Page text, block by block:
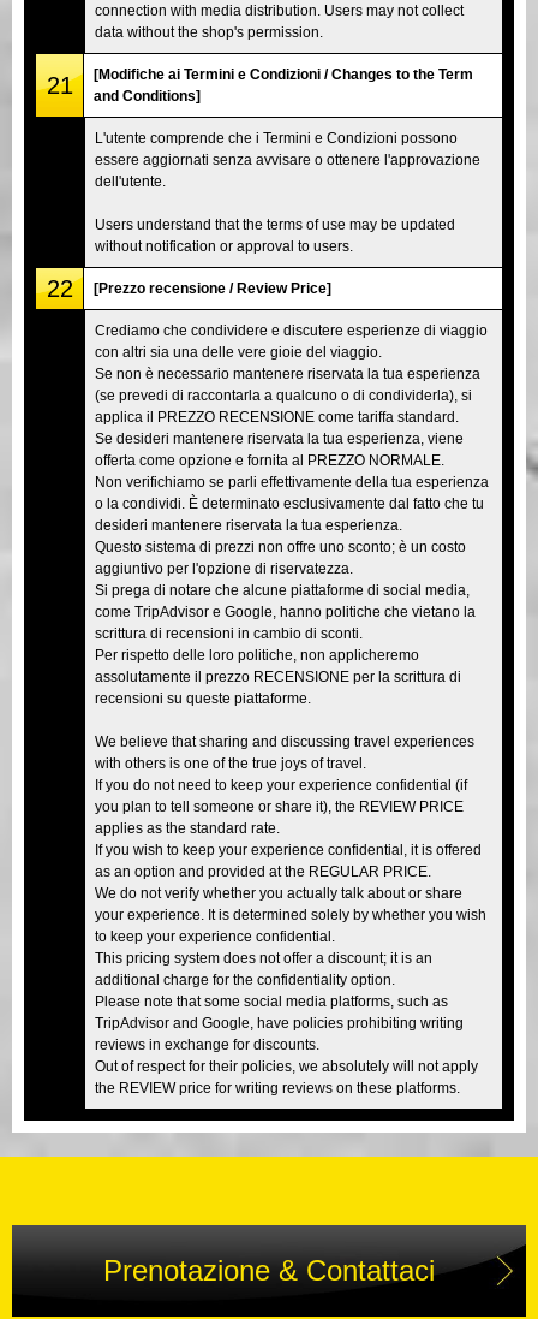
connection with media distribution. Users may not collect
data without the shop's permission.
21
[Modifiche ai Termini e Condizioni / Changes to the Term
and Conditions]
L'utente comprende che i Termini e Condizioni possono
essere aggiornati senza avvisare o ottenere l'approvazione
dell'utente.
Users understand that the terms of use may be updated
without notification or approval to users.
22 [Prezzo recensione / Review Price]
Crediamo che condividere e discutere esperienze di viaggio
con altri sia una delle vere gioie del viaggio.
Se non è necessario mantenere riservata la tua esperienza
(se prevedi di raccontarla a qualcuno o di condividerla), si
applica il PREZZO RECENSIONE come tariffa standard.
Se desideri mantenere riservata la tua esperienza, viene
offerta come opzione e fornita al PREZZO NORMALE.
Non verifichiamo se parli effettivamente della tua esperienza
o la condividi. È determinato esclusivamente dal fatto che tu
desideri mantenere riservata la tua esperienza.
Questo sistema di prezzi non offre uno sconto; è un costo
aggiuntivo per l'opzione di riservatezza.
Si prega di notare che alcune piattaforme di social media,
come TripAdvisor e Google, hanno politiche che vietano la
scrittura di recensioni in cambio di sconti.
Per rispetto delle loro politiche, non applicheremo
assolutamente il prezzo RECENSIONE per la scrittura di
recensioni su queste piattaforme.
We believe that sharing and discussing travel experiences
with others is one of the true joys of travel.
If you do not need to keep your experience confidential (if
you plan to tell someone or share it), the REVIEW PRICE
applies as the standard rate.
If you wish to keep your experience confidential, it is offered
as an option and provided at the REGULAR PRICE.
We do not verify whether you actually talk about or share
your experience. It is determined solely by whether you wish
to keep your experience confidential.
This pricing system does not offer a discount; it is an
additional charge for the confidentiality option.
Please note that some social media platforms, such as
TripAdvisor and Google, have policies prohibiting writing
reviews in exchange for discounts.
Out of respect for their policies, we absolutely will not apply
the REVIEW price for writing reviews on these platforms.
Prenotazione & Contattaci